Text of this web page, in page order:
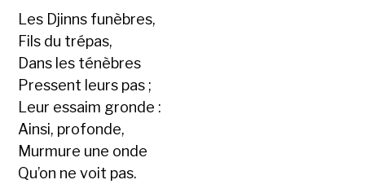
Les Djinns funèbres,
Fils du trépas,
Dans les ténèbres
Pressent leurs pas ;
Leur essaim gronde :
Ainsi, profonde,
Murmure une onde
Qu’on ne voit pas.